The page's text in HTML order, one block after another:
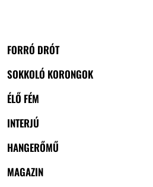
FORRÓ DRÓT
SOKKOLÓ KORONGOK
ÉLŐ FÉM
INTERJÚ
HANGERŐMŰ
MAGAZIN